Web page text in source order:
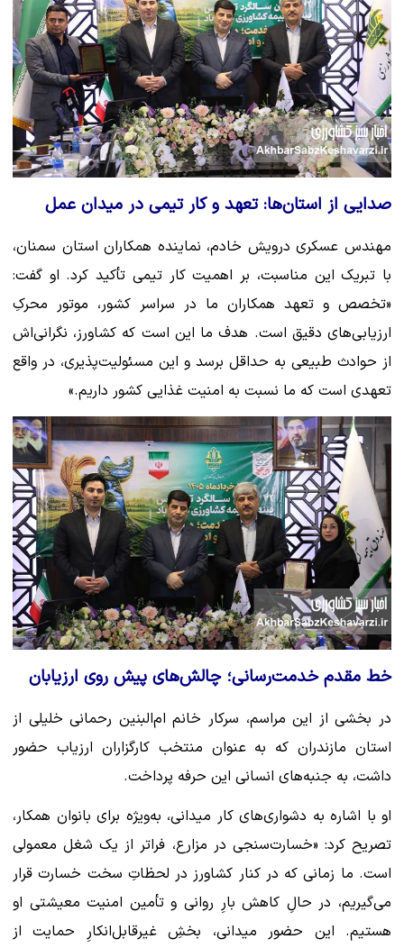
صدایی از استان‌ها: تعهد و کار تیمی در میدان عمل
مهندس عسکری درویش خادم، نماینده همکاران استان سمنان،
با تبریک این مناسبت، بر اهمیت کار تیمی تأکید کرد. او گفت:
«تخصص و تعهد همکاران ما در سراسر کشور، موتور محرکِ
ارزیابی‌های دقیق است. هدف ما این است که کشاورز، نگرانی‌اش
از حوادث طبیعی به حداقل برسد و این مسئولیت‌پذیری، در واقع
تعهدی است که ما نسبت به امنیت غذایی کشور داریم.»
خط مقدم خدمت‌رسانی؛ چالش‌های پیش روی ارزیابان
در بخشی از این مراسم، سرکار خانم ام‌البنین رحمانی خلیلی از
استان مازندران که به عنوان منتخب کارگزاران ارزیاب حضور
داشت، به جنبه‌های انسانی این حرفه پرداخت.
او با اشاره به دشواری‌های کار میدانی، به‌ویژه برای بانوان همکار،
تصریح کرد: «خسارت‌سنجی در مزارع، فراتر از یک شغل معمولی
است. ما زمانی که در کنار کشاورز در لحظاتِ سخت خسارت قرار
می‌گیریم، در حالِ کاهش بارِ روانی و تأمین امنیت معیشتی او
هستیم. این حضور میدانی، بخشِ غیرقابل‌انکارِ حمایت از